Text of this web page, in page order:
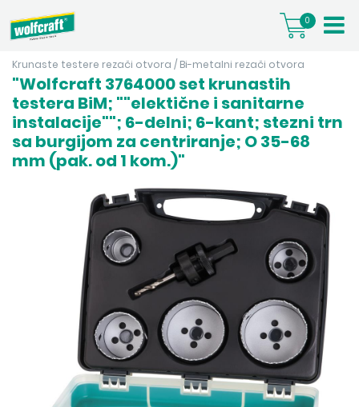
0
Krunaste testere rezači otvora / Bi-metalni rezači otvora
"Wolfcraft 3764000 set krunastih
testera BiM; ""elektične i sanitarne
instalacije""; 6-delni; 6-kant; stezni trn
sa burgijom za centriranje; O 35-68
mm (pak. od 1 kom.)"